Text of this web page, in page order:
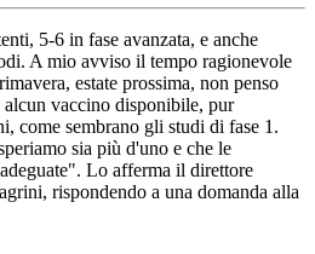
5-6 in fase avanzata, e anche
A mio avviso il tempo ragionevole
estate prossima, non penso
alcun vaccino disponibile, pur
come sembrano gli studi di fase 1.
sia più d'uno e che le
Lo afferma il direttore
rispondendo a una domanda alla